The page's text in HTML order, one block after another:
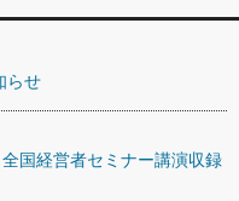
らせ
国経営者セミナー講演収録